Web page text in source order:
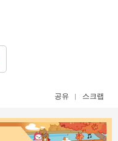
공유 스크랩